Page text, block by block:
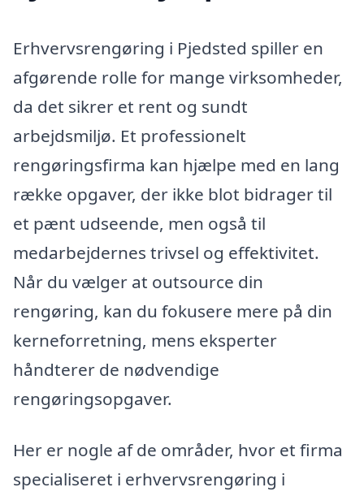
Erhvervsrengøring i Pjedsted spiller en
afgørende rolle for mange virksomheder,
da det sikrer et rent og sundt
arbejdsmiljø. Et professionelt
rengøringsfirma kan hjælpe med en lang
række opgaver, der ikke blot bidrager til
et pænt udseende, men også til
medarbejdernes trivsel og effektivitet.
Når du vælger at outsource din
rengøring, kan du fokusere mere på din
kerneforretning, mens eksperter
håndterer de nødvendige
rengøringsopgaver.
Her er nogle af de områder, hvor et firma
specialiseret i erhvervsrengøring i